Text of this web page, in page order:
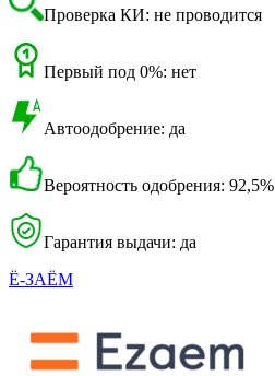
Проверка КИ: не проводится
Первый под 0%: нет
Автоодобрение: да
Вероятность одобрения: 92,5%
Гарантия выдачи: да
Ё-ЗАЁМ